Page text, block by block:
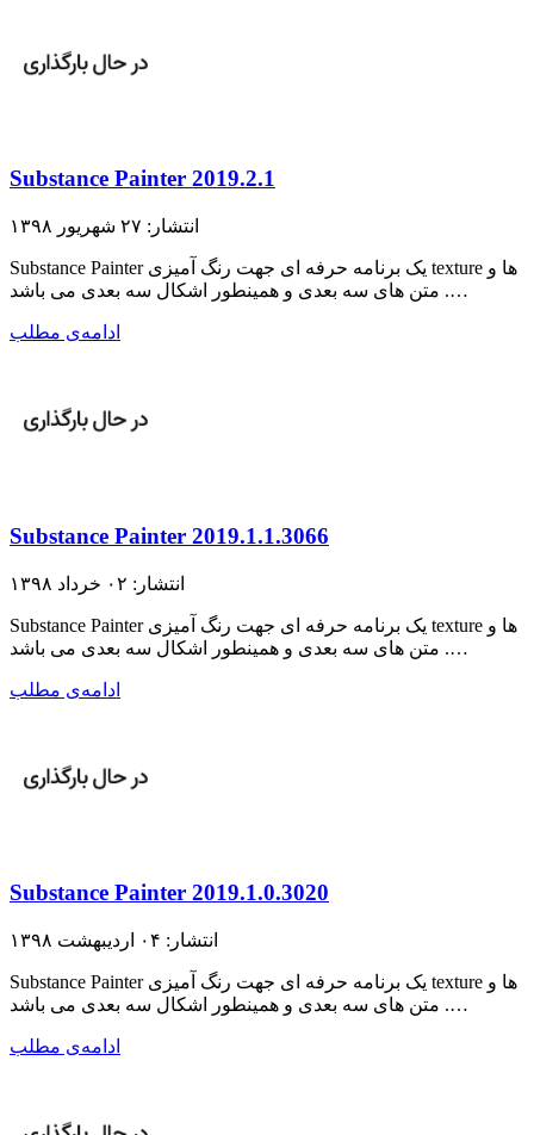
Substance Painter 2019.2.1
انتشار: ۲۷ شهریور ۱۳۹۸
Substance Painter یک برنامه حرفه ای جهت رنگ آمیزی texture ها و
متن های سه بعدی و همینطور اشکال سه بعدی می باشد .…
ادامه‌ی مطلب
Substance Painter 2019.1.1.3066
انتشار: ۰۲ خرداد ۱۳۹۸
Substance Painter یک برنامه حرفه ای جهت رنگ آمیزی texture ها و
متن های سه بعدی و همینطور اشکال سه بعدی می باشد .…
ادامه‌ی مطلب
Substance Painter 2019.1.0.3020
انتشار: ۰۴ اردیبهشت ۱۳۹۸
Substance Painter یک برنامه حرفه ای جهت رنگ آمیزی texture ها و
متن های سه بعدی و همینطور اشکال سه بعدی می باشد .…
ادامه‌ی مطلب